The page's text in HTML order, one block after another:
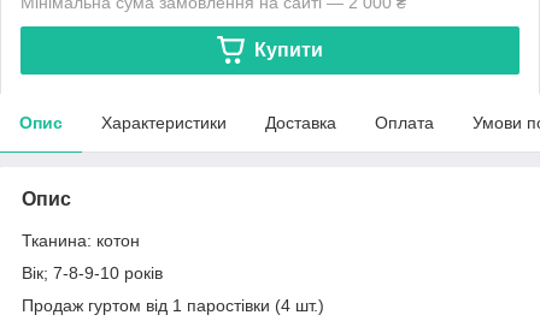
Купити
Опис Характеристики Доставка Оплата Умови
Опис
Тканина: котон
Вік; 7-8-9-10 років
Продаж гуртом від 1 паростівки (4 шт.)